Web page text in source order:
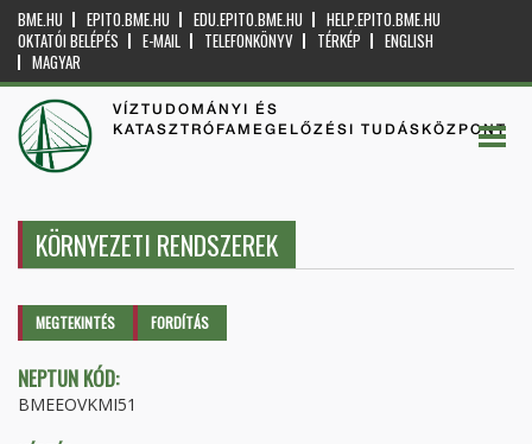
BME.HU EPITO.BME.HU EDU.EPITO.BME.HU
HELP.EPITO.BME.HU
OKTATÓI BELÉPÉS
E-MAIL TELEFONKÖNYV TÉRKÉP
ENGLISH
MAGYAR
VÍZTUDOMÁNYI ÉS
KATASZTRÓFAMEGELŐZÉSI TUDÁSKÖZPONT
KÖRNYEZETI RENDSZEREK
Elsődleges fülek
MEGTEKINTÉS (AKTÍVFORDÍTÁS
NEPTUN KÓD:
BMEEOVKMI51